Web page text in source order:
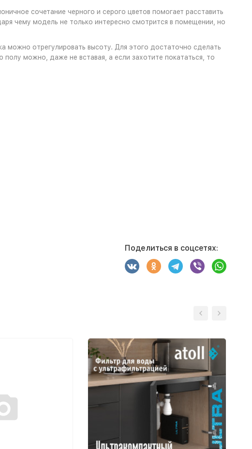
сочетание черного и серого цветов помогает расставить
чему модель не только интересно смотрится в помещении, но
можно отрегулировать высоту. Для этого достаточно сделать
можно, даже не вставая, а если захотите покататься, то
Поделиться в соцсетях: